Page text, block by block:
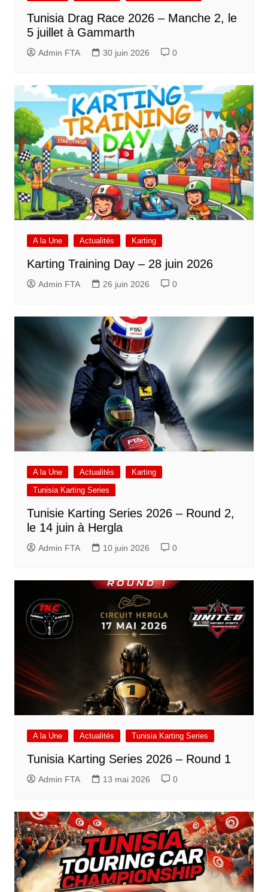
Tunisia Drag Race 2026 – Manche 2, le
5 juillet à Gammarth
Admin FTA 30 juin 2026 0
A la Une Actualités Karting
Karting Training Day – 28 juin 2026
Admin FTA 26 juin 2026 0
A la Une Actualités
Karting
Tunisia Karting Series
Tunisie Karting Series 2026 – Round 2,
le 14 juin à Hergla
Admin FTA 10 juin 2026 0
A la Une Actualités Tunisia Karting Series
Tunisia Karting Series 2026 – Round 1
Admin FTA 13 mai 2026 0